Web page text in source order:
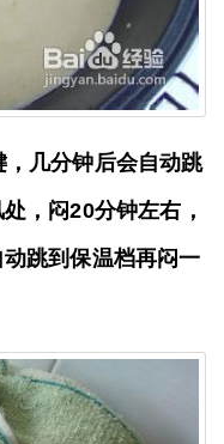
几分钟后会自动跳
，闷20分钟左右，
跳到保温档再闷一